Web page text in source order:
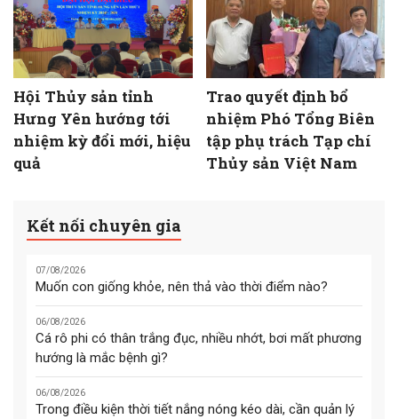
Hội Thủy sản tỉnh
Hưng Yên hướng tới
nhiệm kỳ đổi mới, hiệu
quả
Trao quyết định bổ
nhiệm Phó Tổng Biên
tập phụ trách Tạp chí
Thủy sản Việt Nam
Kết nối chuyên gia
07/08/2026
Muốn con giống khỏe, nên thả vào thời điểm nào?
06/08/2026
Cá rô phi có thân trắng đục, nhiều nhớt, bơi mất phương
hướng là mắc bệnh gì?
06/08/2026
Trong điều kiện thời tiết nắng nóng kéo dài, cần quản lý